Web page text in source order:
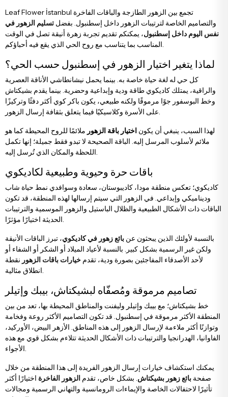
زهور عيد الميلاد
زهور الاعتذار
باقات أناستاسيا
باقات العرائس
Leaf Flower İstanbul تجمع بين الزهور الطازجة والباقات الفاخرة
والتصاميم الخاصة لترتيبات الزهور داخل إسطنبول. بفضل تسليم الزهور في
نفس اليوم داخل إسطنبول، يمكنكم تقديم تجربة زهرة أنيقة تصل في الوقت
المناسب بما يتناسب مع روح الحي الذي يقع فيه أحباؤكم.
لماذا يتغير اختيار الزهور في إسطنبول حسب الحي؟
كل حي له لغة حياة خاصة به. بينما يحمل نيشانطاشي الأناقة العصرية
والراقية، يمتلك كاديكوي طاقة ودية وإبداعية وحضرية. بينما يقدم بشيكتاش
وخط البوسفور جوًا مرموقًا ولكنه طبيعي، يكون باكر كوي أكثر دفئًا وتركيزًا
على الأسرة وكلاسيكيًا فيما يتعلق بثقافة إرسال الزهور.
لهذا السبب، ينبغي أن يكون اختيار باقة الزهور ملائمًا للروح المحيطة كما هو
ملائم لأسلوب المرسل إليه. الباقة الصحيحة لا تبدو فقط جميلة؛ إنها تكمل
اللحظة والمكان الذي تُرسل إليه.
باقات حرة وحيوية وطبيعية لكاديكوي
كاديكوي؛ تعكس منطقة مودا، كاديبوستان، سعادة وسوافدي نمط حياة شاب
وديناميكي وإبداعي. في الزهور التي سيتم إرسالها لهذه المنطقة، قد تكون
الباقات ذات الأشكال الطبيعية والظلال الباستيل والزهور الموسمية والترتيبات
الحديثة اختيارًا مؤثرًا.
بالنسبة لأولئك الذين يبحثون عن بائع زهور في كاديكوي، تبرز الباقات الأنيقة
ولكن غير الرسمية بشكل كبير. بالنسبة لأعياد الميلاد أو الشكر أو الشفاء أو
لأحد الأصدقاء المفاجئين بصورة ودية، تقدم خيارات باقات الزهور نقطة
انطلاق مثالية.
تصاميم مرموقة ومُصفّاه لبشيكتاش، بيبك وإتيلر
خط بشيكتاش؛ مع بيبك وإتيلر وليفنت والمناطق المحيطة بها، تعد من بين
المنطقة الأكثر مرموقة في إسطنبول. قد تكون التصاميم الأكثر روعة وفخامة
وتوازنًا أكثر ملاءمة لإرسال الزهور إلى هذه المناطق. الأزهر البيض، الأوركيد،
الفاوانيا، الهدرانجيا والترتيبات ذات الأشكال الحديثة تتلاءم بشكل قوي مع هذه
الأجواء.
يمكنك استكشاف خيارات إرسال الزهور الفريدة إلى هذا المنطقة من خلال
صفحة بائع زهور بشيكتاش. بشكل خاص، تقدم الزهور الفاخرة اختيارًا أكثر
تأثيرًا لاحتفالات الخاصة والإيماءات الرومانسية والتهاني الرسمية ومجالات